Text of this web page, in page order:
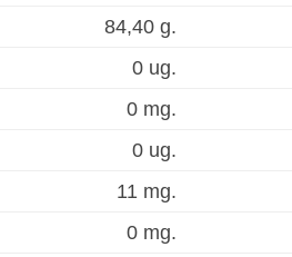
84,40 g.
0 ug.
0 mg.
0 ug.
11 mg.
0 mg.